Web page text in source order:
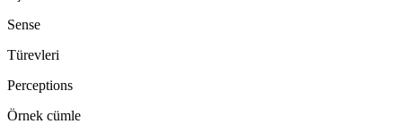
Sense
Türevleri
Perceptions
Örnek cümle